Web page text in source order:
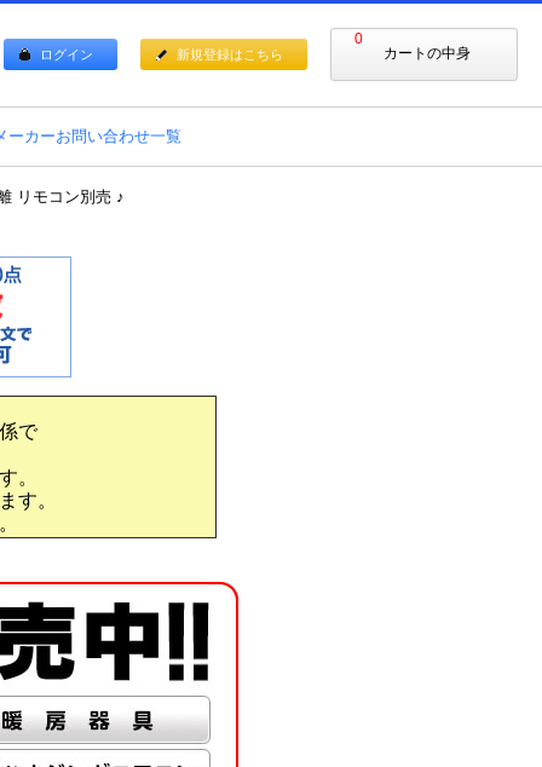
0
カートの中身
ログイン 新規登録はこちら
ーカーお問い合わせ一覧
リモコン別売 ♪
で
。
す。